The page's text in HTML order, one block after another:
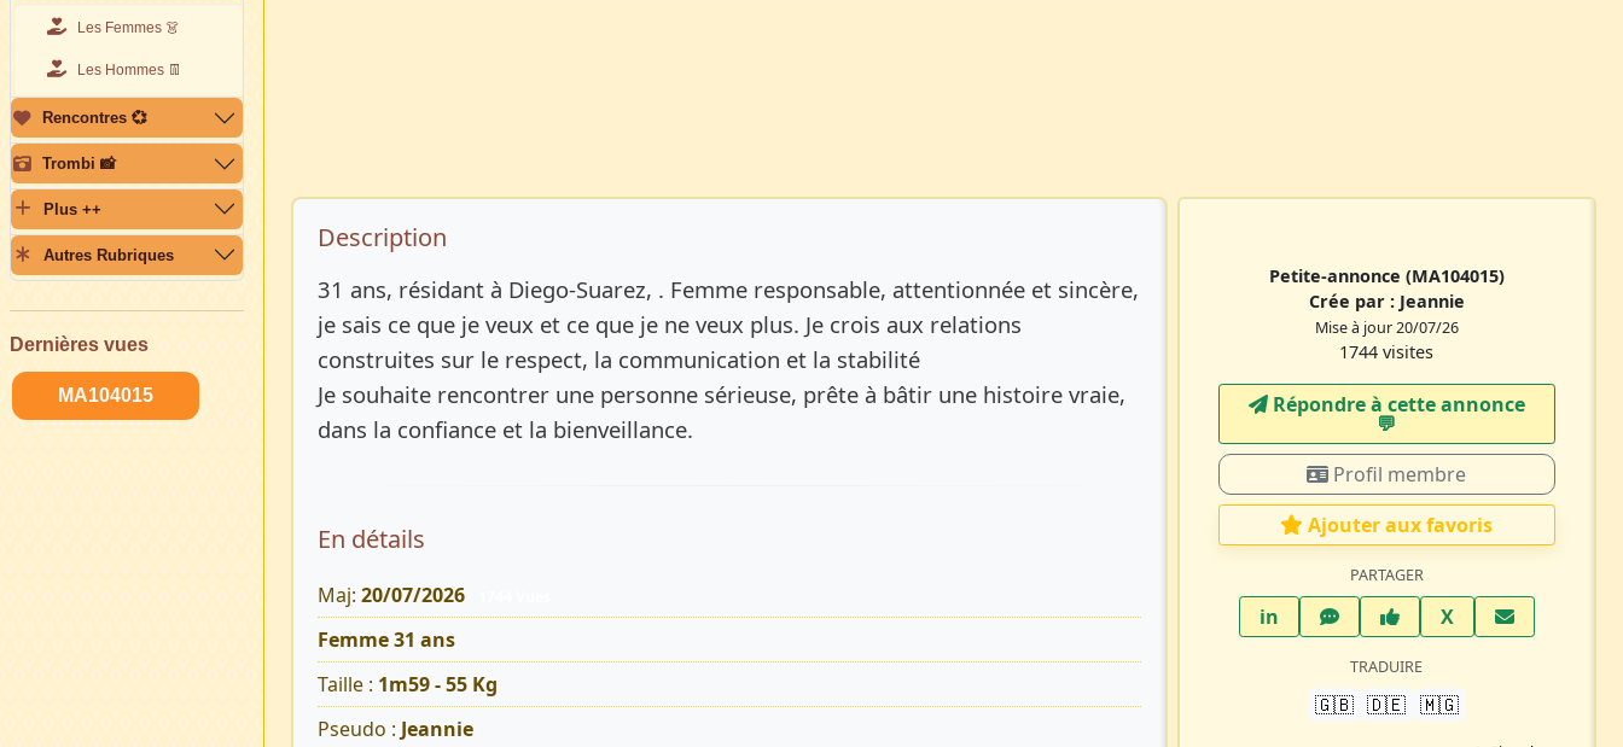
Les Femmes 👗
Les Hommes 👖
Rencontres 💞
Trombi 📸
Plus ++
Autres Rubriques
Dernières vues
MA104015
Description de l’annonce
Description
31 ans, résidant à Diego-Suarez, . Femme responsable, attentionnée et sincère,
je sais ce que je veux et ce que je ne veux plus. Je crois aux relations
construites sur le respect, la communication et la stabilité
Je souhaite rencontrer une personne sérieuse, prête à bâtir une histoire vraie,
dans la confiance et la bienveillance.
En détails
Maj: 20/07/2026
Femme 31 ans
Taille : 1m59 - 55 Kg
Pseudo : Jeannie
Petite-annonce (MA104015)
Crée par : Jeannie
Mise à jour 20/07/26
1744 visites
Répondre à cette annonce
💬​
Profil membre
Ajouter aux favoris
PARTAGER
inLinkedInWhatsAppFacebook
XTwitter X
TRADUIRE
🇬🇧 🇩🇪 🇲🇬